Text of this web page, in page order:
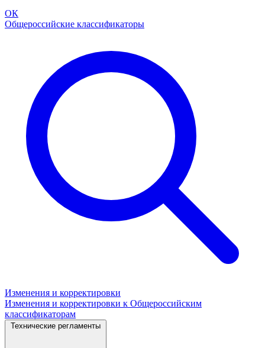
ОК
Общероссийские классификаторы
Изменения и корректировки
Изменения и корректировки к Общероссийским
классификаторам
Технические регламенты